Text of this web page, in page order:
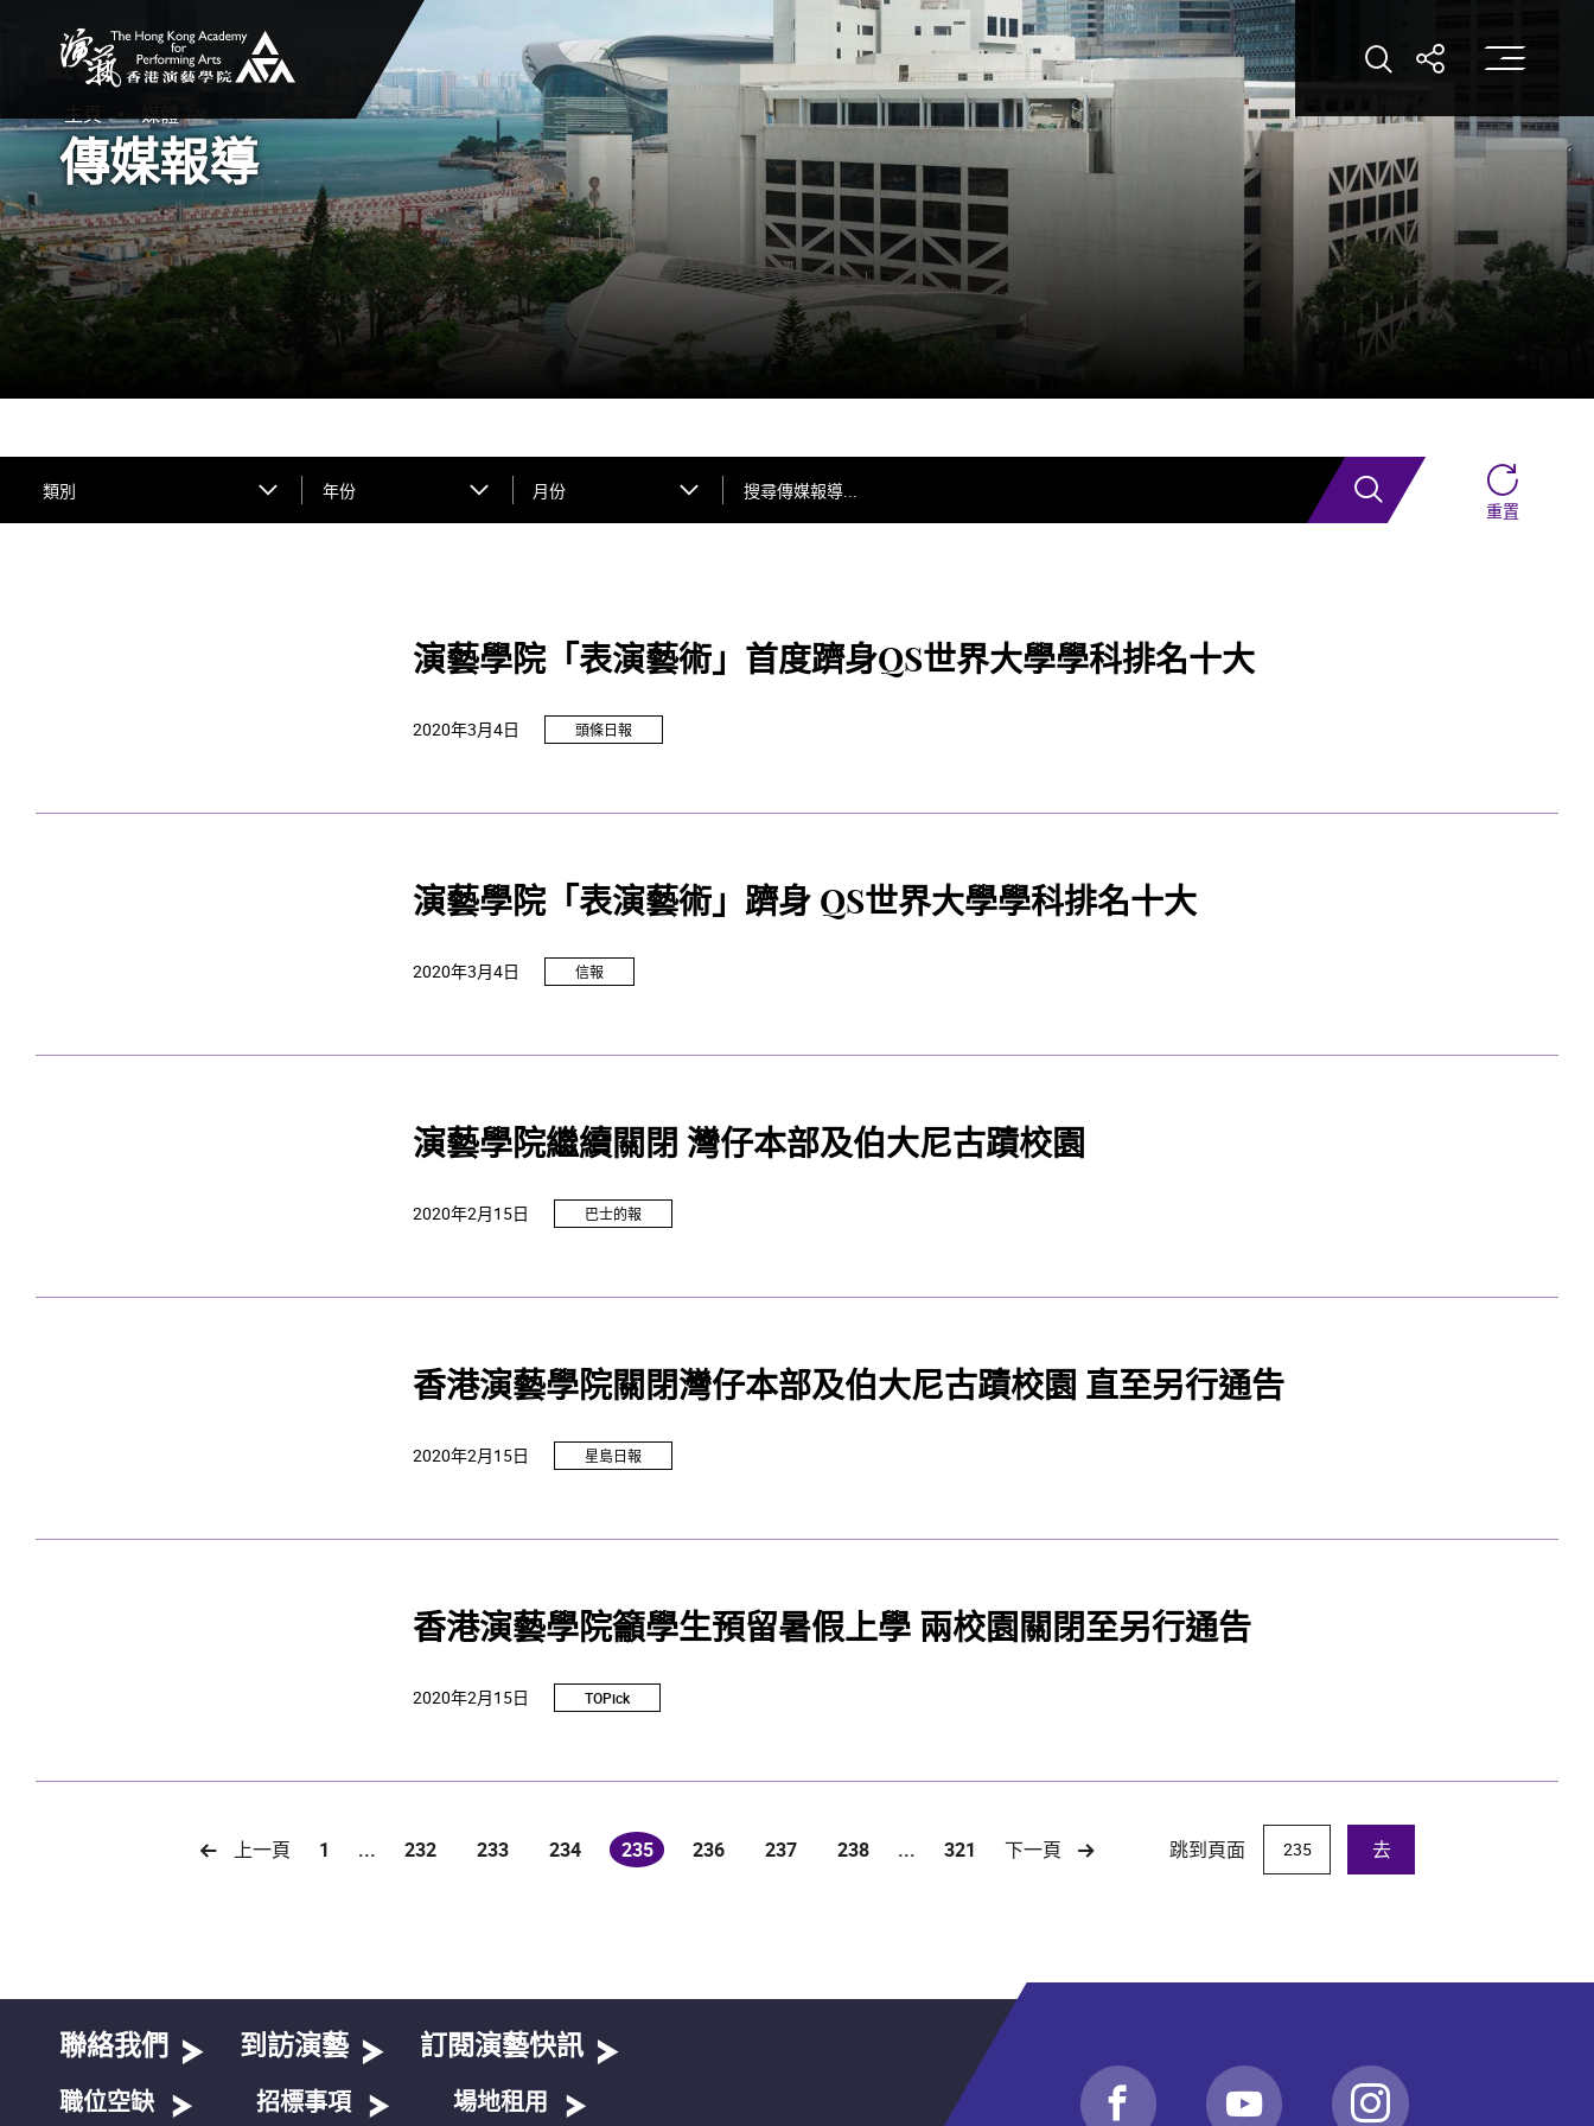
打開搜索打開分享打
主頁 媒體
傳媒報導
類別 年份 月份
搜尋傳媒報導... 搜索
重置
演藝學院「表演藝術」首度躋身QS世界大學學科排名十大
頭條日報
2020年3月4日
演藝學院「表演藝術」躋身 QS世界大學學科排名十大
信報
2020年3月4日
演藝學院繼續關閉 灣仔本部及伯大尼古蹟校園
巴士的報
2020年2月15日
香港演藝學院關閉灣仔本部及伯大尼古蹟校園 直至另行通告
星島日報
2020年2月15日
香港演藝學院籲學生預留暑假上學 兩校園關閉至另行通告
TOPick
2020年2月15日
上一頁 1 ... 232 233 234 235
(current)236 237 238 ... 321 下一頁 跳到頁面 去
聯絡我們 到訪演藝 訂閱演藝快訊
職位空缺 招標事項 場地租用